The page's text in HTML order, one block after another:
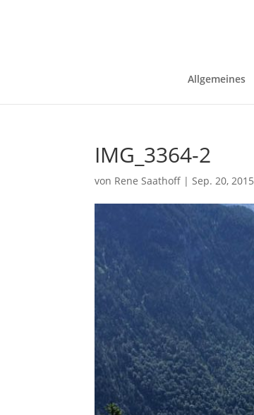
Allgemeines
IMG_3364-2
von Rene Saathoff |Sep. 20, 2015